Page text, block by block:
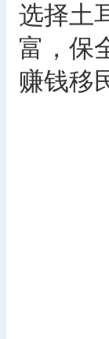
选择土
富，保
赚钱移